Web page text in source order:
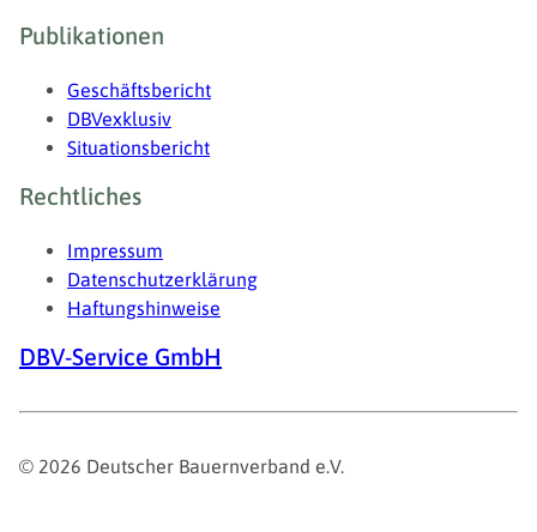
Publikationen
Geschäftsbericht
DBVexklusiv
Situationsbericht
Rechtliches
Impressum
Datenschutzerklärung
Haftungshinweise
DBV-Service GmbH
© 2026 Deutscher Bauernverband e.V.